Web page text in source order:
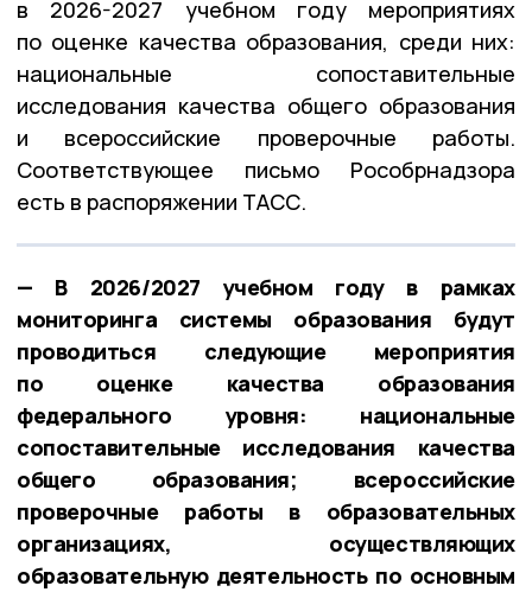
в 2026-2027 учебном году мероприятиях
по оценке качества образования, среди них:
национальные сопоставительные
исследования качества общего образования
и всероссийские проверочные работы.
Соответствующее письмо Рособрнадзора
есть в распоряжении ТАСС.
— В 2026/2027 учебном году в рамках
мониторинга системы образования будут
проводиться следующие мероприятия
по оценке качества образования
федерального уровня: национальные
сопоставительные исследования качества
общего образования; всероссийские
проверочные работы в образовательных
организациях, осуществляющих
образовательную деятельность по основным